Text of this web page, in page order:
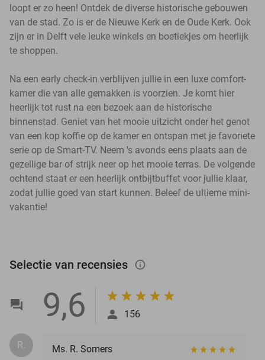
loopt er zo heen! Ontdek de diverse historische gebouwen
van de stad. Zo is er de Nieuwe Kerk en de Oude Kerk. Ook
zijn er in Delft vele leuke winkels en boetiekjes om heerlijk
te shoppen.
Na een early check-in verblijven jullie in een luxe comfort-
kamer die van alle gemakken is voorzien. Je komt hier
heerlijk tot rust na een bezoek aan de historische
binnenstad. Geniet van het mooie uitzicht onder het genot
van een kop koffie op de kamer en ontspan met je favoriete
serie op de Smart-TV. Neem 's avonds eens plaats aan de
gezellige bar of strijk neer op het mooie terras. De volgende
ochtend staat er een heerlijk ontbijtbuffet voor jullie klaar,
zodat jullie goed van start kunnen. Beleef de ultieme mini-
vakantie!
Selectie van recensies info_outlined
9,6 156
R.
Ms. R. Somers